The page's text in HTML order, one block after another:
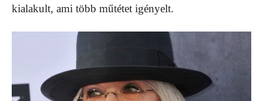
kialakult, ami több műtétet igényelt.